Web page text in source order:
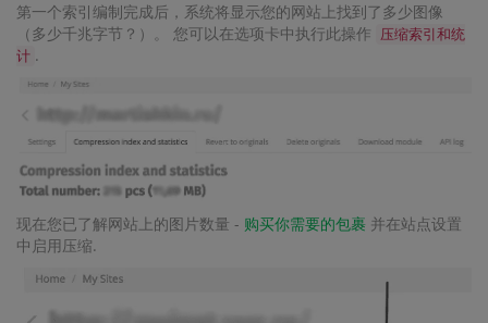
第一个索引编制完成后，系统将显示您的网站上找到了多少图像
（多少千兆字节？）。 您可以在选项卡中执行此操作
压缩索引和统
计 .
现在您已了解网站上的图片数量 - 购买你需要的包裹 并在站点设置
中启用压缩.